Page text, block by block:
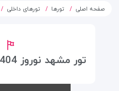
صفحه اصلی تورها تورهای داخلی
تور مشهد نوروز 1404 هتل پالادیوم